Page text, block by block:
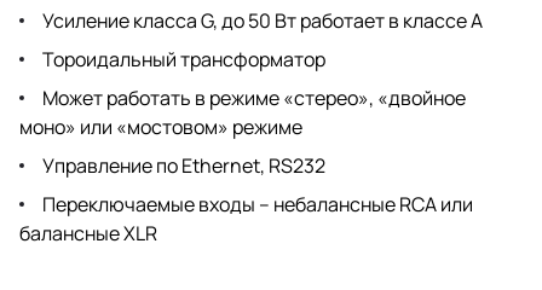
Усиление класса G, до 50 Вт работает в классе A
Тороидальный трансформатор
Может работать в режиме «стерео», «двойное
моно» или «мостовом» режиме
Управление по Ethernet, RS232
Переключаемые входы – небалансные RCA или
балансные XLR